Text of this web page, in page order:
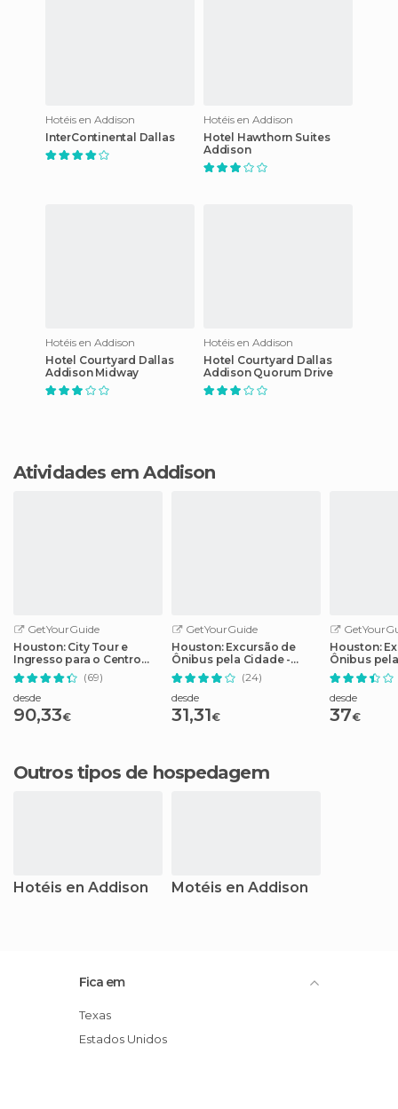
Hotéis en Addison
InterContinental Dallas
Hotéis en Addison
Hotel Hawthorn Suites
Addison
Hotéis en Addison
Hotel Courtyard Dallas
Addison Midway
Hotéis en Addison
Hotel Courtyard Dallas
Addison Quorum Drive
Atividades em Addison
GetYourGuide
Houston: City Tour e
Ingresso para o Centro
Espacial da NASA
(69)
desde
90,33€
GetYourGuide
Houston: Excursão de
Ônibus pela Cidade -
Bilhete de 2 Dias
(24)
desde
31,31€
Houston:
Ônibus
desde
37€
Outros tipos de hospedagem
Hotéis en Addison Motéis en Addison
Fica em
Texas
Estados Unidos